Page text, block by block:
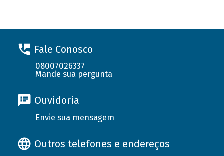
Fale Conosco
08007026337
Mande sua pergunta
Ouvidoria
Envie sua mensagem
Outros telefones e endereços